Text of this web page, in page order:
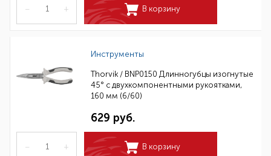
– + В корзину
Инструменты
Thorvik / BNP0150 Длинногубцы изогнутые
45° с двухкомпонентными рукоятками,
160 мм (6/60)
629 руб.
– + В корзину